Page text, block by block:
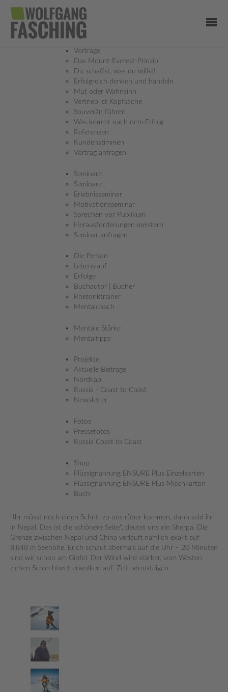
Vorträge
Das Mount-Everest-Prinzip
Du schaffst, was du willst!
Erfolgreich denken und handeln
Mut oder Wahnsinn
Vertrieb ist Kopfsache
Souverän führen
Was kommt nach dem Erfolg
Referenzen
Kundenstimmen
Vortrag anfragen
Seminare
Seminare
Erlebnisseminar
Motivationsseminar
Sprechen vor Publikum
Herausforderungen meistern
Seminar anfragen
Die Person
Lebenslauf
Erfolge
Buchautor | Bücher
Rhetoriktrainer
Mentalcoach
Mentale Stärke
Mentaltipps
Projekte
Aktuelle Beiträge
Nordkap
Russia - Coast to Coast
Newsletter
Fotos
Pressefotos
Russia Coast to Coast
Shop
Flüssignahrung ENSURE Plus Einzelsorten
Flüssignahrung ENSURE Plus Mischkarton
Buch
MOUNT EVEREST
HÖCHSTER BERG DER WELT!
MOUNT EVEREST – 8.848 M, HIMALAYA,
Am Ziel meiner Träume: 23. Mai, 13 Uhr. Eigentlich sollte ich
gerührt sein. Erich Gatt und ich schütteln einander die Hand.
höchsten Punkt der Welt, und lächeln. In diesem Moment gibt
es niemanden, der auf uns herabschauen könnte. Von Gott
sich da oben fühlt. In der Todeszone. Deine Gedanken werden
langsam, deine Beine schwer. Aber nichts dergleichen passiert. Die
Kopf arbeitet einwandfrei: „Wir haben erst Halbzeit, müssen
zurück ins Lager zwei, noch kann viel passieren“, sage ich zu Erich.
Ich muss währenddessen an zu Hause denken. Gebetsfahnen
wehen im Wind. In den Tälern sitzt der Nebel fest, nur die
eisverhangenen Gipfel der umliegenden Sieben- und
Flugzeug sitzen und mit einem Glas Orangensaft in der Hand auf
vereiste Berggipfel blicken. Es ist schön hier, aber atemberaubend?
Die Erleichterung wird sich vielleicht in ein paar Tagen einstellen.
Im Moment überwiegt die Ratio. Ich bin keiner, der seine Freude
laut hinausschreit. Ich freue mich still und langsam. Klick. Erich
drückt mit dem Zeigefinger auf den Auslöser. Der Nord-Ost-Wind
"Ihr müsst noch einen Schritt zu uns rüber kommen, dann seid ihr
in Nepal. Das ist die schönere Seite", deutet uns ein Sherpa. Die
Grenze zwischen Nepal und China verläuft nämlich exakt auf
8.848 m Seehöhe. Erich schaut abermals auf die Uhr – 20 Minuten
sind wir schon am Gipfel. Der Wind wird stärker, vom Westen
ziehen Schlechtwetterwolken auf. Zeit, abzusteigen.